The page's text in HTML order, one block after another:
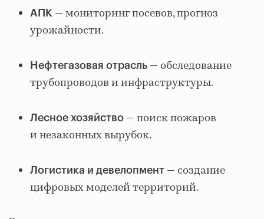
АПК — мониторинг посевов, прогноз
урожайности.
Нефтегазовая отрасль — обследование
трубопроводов и инфраструктуры.
Лесное хозяйство — поиск пожаров
и незаконных вырубок.
Логистика и девелопмент — создание
цифровых моделей территорий.